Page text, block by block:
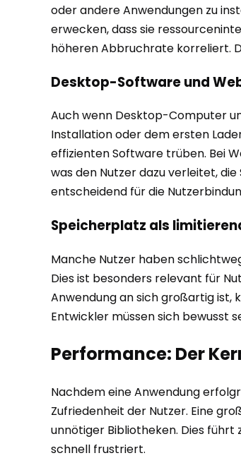
oder andere Anwendungen zu
erwecken, dass sie
höheren Abbruchrate korreliert.
Desktop-Software und
Auch wenn Desktop-Computer
Installation oder dem ersten
effizienten Software trüben. Bei
was den Nutzer dazu verleitet,
entscheidend für die
Speicherplatz als
Manche Nutzer haben
Dies ist besonders relevant für
Anwendung an sich großartig ist,
Entwickler müssen sich bewusst
Performance: Der
Nachdem eine Anwendung
Zufriedenheit der Nutzer. Eine
unnötiger Bibliotheken. Dies führt
schnell frustriert.